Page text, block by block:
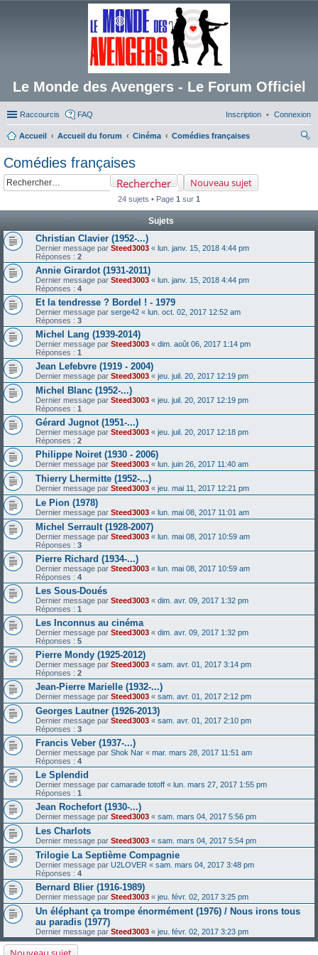
Le Monde des Avengers - Le Forum Officiel
Raccourcis FAQ Connexion
Inscription
Accueil Accueil du forum Cinéma
Comédies françaises
Comédies françaises
Nouveau sujet
Rechercher
24 sujets • Page 1 sur 1
Sujets
Christian Clavier (1952-...)
Dernier message par Steed3003 « lun. janv. 15, 2018 4:44 pm
Réponses : 2
Annie Girardot (1931-2011)
Dernier message par Steed3003 « lun. janv. 15, 2018 4:44 pm
Réponses : 4
Et la tendresse ? Bordel ! - 1979
Dernier message par serge42 « lun. oct. 02, 2017 12:52 am
Réponses : 3
Michel Lang (1939-2014)
Dernier message par Steed3003 « dim. août 06, 2017 1:14 pm
Réponses : 1
Jean Lefebvre (1919 - 2004)
Dernier message par Steed3003 « jeu. juil. 20, 2017 12:19 pm
Michel Blanc (1952-...)
Dernier message par Steed3003 « jeu. juil. 20, 2017 12:19 pm
Réponses : 1
Gérard Jugnot (1951-...)
Dernier message par Steed3003 « jeu. juil. 20, 2017 12:18 pm
Réponses : 2
Philippe Noiret (1930 - 2006)
Dernier message par Steed3003 « lun. juin 26, 2017 11:40 am
Thierry Lhermitte (1952-...)
Dernier message par Steed3003 « jeu. mai 11, 2017 12:21 pm
Le Pion (1978)
Dernier message par Steed3003 « lun. mai 08, 2017 11:01 am
Michel Serrault (1928-2007)
Dernier message par Steed3003 « lun. mai 08, 2017 10:59 am
Réponses : 3
Pierre Richard (1934-...)
Dernier message par Steed3003 « lun. mai 08, 2017 10:59 am
Réponses : 4
Les Sous-Doués
Dernier message par Steed3003 « dim. avr. 09, 2017 1:32 pm
Réponses : 1
Les Inconnus au cinéma
Dernier message par Steed3003 « dim. avr. 09, 2017 1:32 pm
Réponses : 5
Pierre Mondy (1925-2012)
Dernier message par Steed3003 « sam. avr. 01, 2017 3:14 pm
Réponses : 2
Jean-Pierre Marielle (1932-...)
Dernier message par Steed3003 « sam. avr. 01, 2017 2:12 pm
Georges Lautner (1926-2013)
Dernier message par Steed3003 « sam. avr. 01, 2017 2:10 pm
Réponses : 3
Francis Veber (1937-...)
Dernier message par Shok Nar « mar. mars 28, 2017 11:51 am
Réponses : 4
Le Splendid
Dernier message par camarade totoff « lun. mars 27, 2017 1:55 pm
Réponses : 1
Jean Rochefort (1930-...)
Dernier message par Steed3003 « sam. mars 04, 2017 5:56 pm
Les Charlots
Dernier message par Steed3003 « sam. mars 04, 2017 5:54 pm
Trilogie La Septième Compagnie
Dernier message par U2LOVER « sam. mars 04, 2017 3:48 pm
Réponses : 4
Bernard Blier (1916-1989)
Dernier message par Steed3003 « jeu. févr. 02, 2017 3:25 pm
Un éléphant ça trompe énormément (1976) / Nous irons tous
au paradis (1977)
Dernier message par Steed3003 « jeu. févr. 02, 2017 3:23 pm